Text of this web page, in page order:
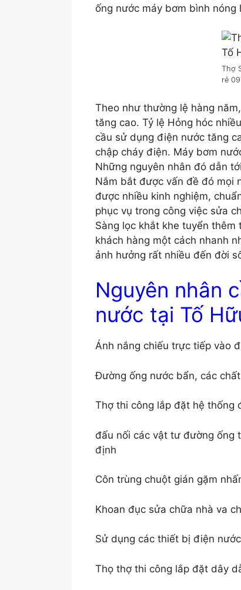
ống nước máy bơm bình
Thợ
rẻ
Theo như thường lệ hàng
tăng cao. Tỷ lệ Hỏng hóc
cầu sử dụng điện nước tăng
chập cháy điện. Máy bơm
Những nguyên nhân đó dẫn
Nắm bắt được vấn đề đó mọi
được nhiều kinh nghiệm,
phục vụ trong công việc sửa
Sàng lọc khắt khe tuyển
khách hàng một cách nhanh
ảnh hưởng rất nhiều đến đời
Nguyên nhân
nước tại Tố
Ánh nắng chiếu trực tiếp vào
Đường ống nước bẩn, các
Thợ thi công lắp đặt hệ thống
đấu nối các vật tư đường ống
định
Côn trùng chuột gián gặm
Khoan đục sửa chữa nhà va
Sử dụng các thiết bị điện
Thọ thợ thi công lắp đặt dây